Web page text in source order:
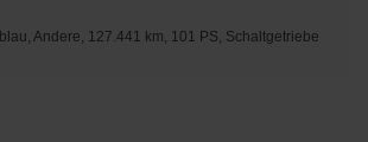
blau, Andere, 127.441 km, 101 PS, Schaltgetriebe